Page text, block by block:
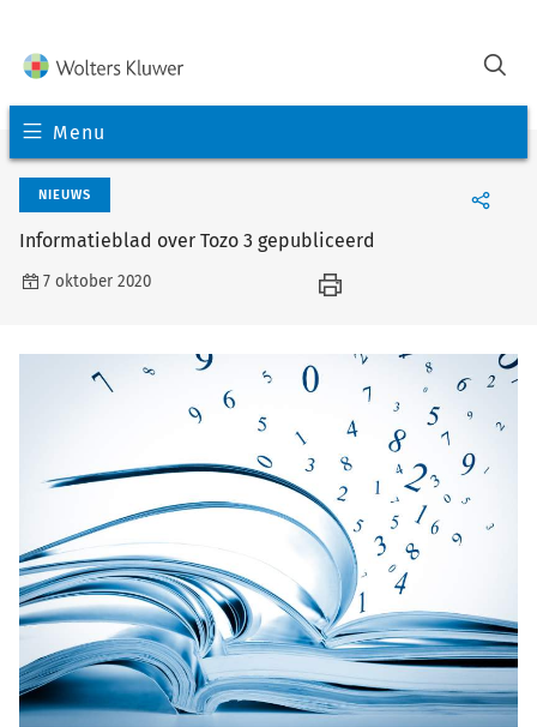
Menu
NIEUWS
Informatieblad over Tozo 3 gepubliceerd
7 oktober 2020